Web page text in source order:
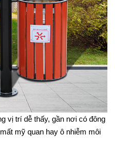
vị trí dễ thấy, gần nơi có đông
mỹ quan hay ô nhiễm môi